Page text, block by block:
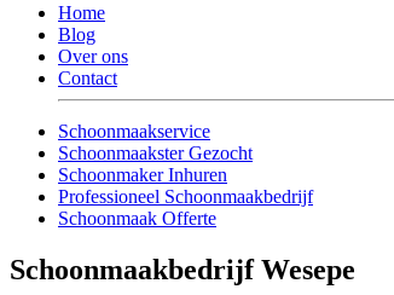
Home
Blog
Over ons
Contact
Schoonmaakservice
Schoonmaakster Gezocht
Schoonmaker Inhuren
Professioneel Schoonmaakbedrijf
Schoonmaak Offerte
Schoonmaakbedrijf Wesepe